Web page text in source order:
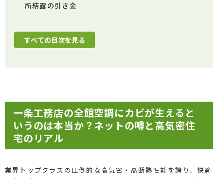
所結露の引き金
すべての目次を見る
一条工務店の全館空調にカビが生えると
いうのは本当か？ネットの噂と高気密住
宅のリアル
業界トップクラスの圧倒的な高気密・高断熱性能を誇り、快適